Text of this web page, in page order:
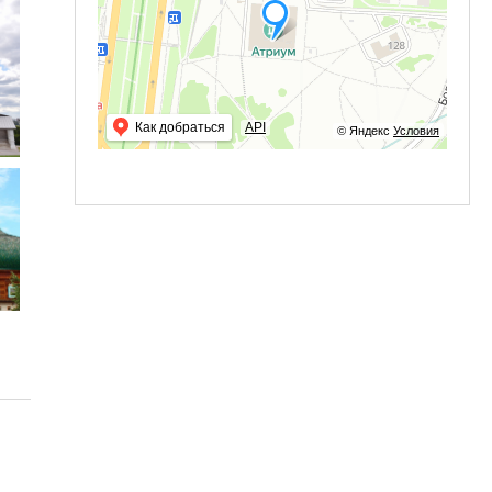
© Яндекс Условия
Как добраться API